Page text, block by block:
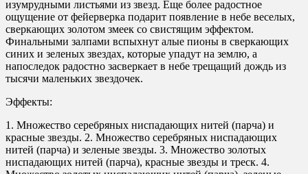
изумрудными листьями из звезд. Еще более радостное
ощущение от фейерверка подарит появление в небе веселых,
сверкающих золотом змеек со свистящим эффектом.
Финальными залпами вспыхнут алые пионы в сверкающих
синих и зеленых звездах, которые упадут на землю, а
напоследок радостно засверкает в небе трещащий дождь из
тысячи маленьких звездочек.
Эффекты:
1. Множество серебряных ниспадающих нитей (парча) и
красные звезды. 2. Множество серебряных ниспадающих
нитей (парча) и зеленые звезды. 3. Множество золотых
ниспадающих нитей (парча), красные звезды и треск. 4.